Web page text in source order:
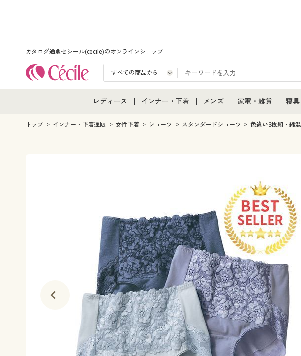
カタログ通販セシール(cecile)のオンラインショップ
レディース
レディース通販すべて
インナー・下着
インナー・下着通販すべて
メンズ
メンズ通販すべて
家電・雑貨
家電・雑貨すべて
寝
寝
カ
トップ インナー・下着通販 女性下着 ショーツ スタンダードショーツ 色違い3枚組・綿